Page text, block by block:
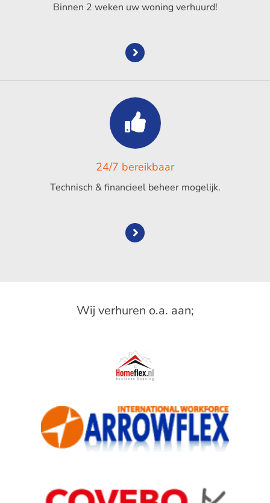
Binnen 2 weken uw woning verhuurd!
24/7 bereikbaar
Technisch & financieel beheer mogelijk.
Wij verhuren o.a. aan;